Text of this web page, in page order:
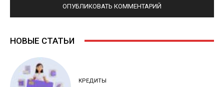
НОВЫЕ СТАТЬИ
КРЕДИТЫ